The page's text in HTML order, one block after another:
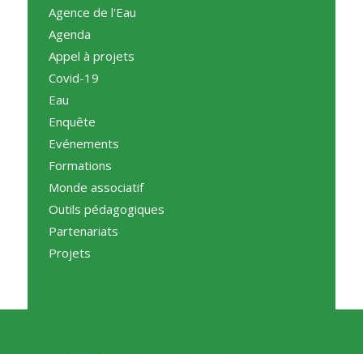
Agence de l'Eau
Agenda
Appel à projets
Covid-19
Eau
Enquête
Evénements
Formations
Monde associatif
Outils pédagogiques
Partenariats
Projets